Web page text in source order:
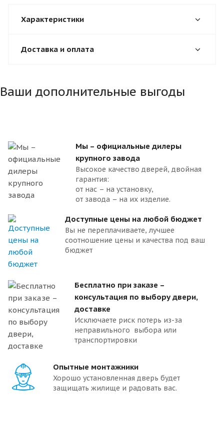
Характеристики
Доставка и оплата
Ваши дополнительные выгоды
Мы – официальные дилеры
крупного завода
Высокое качество дверей, двойная
гарантия:
от нас – на установку,
от завода – на их изделие.
Доступные цены на любой бюджет
Вы не переплачиваете, лучшее
соотношение цены и качества под ваш
бюджет
Бесплатно при заказе –
консультация по выбору двери,
доставке
Исключаете риск потерь из-за
неправильного выбора или
транспортировки
Опытные монтажники
Хорошо установленная дверь будет
защищать жилище и радовать вас.